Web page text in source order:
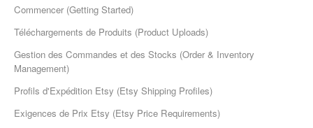
Page Wise Docs - Spanish
Walmart Integration
Commencer (Getting Started)
Téléchargements de Produits (Product Uploads)
Gestion des Commandes et des Stocks (Order & Inventory
Management)
Profils d'Expédition Etsy (Etsy Shipping Profiles)
Exigences de Prix Etsy (Etsy Price Requirements)